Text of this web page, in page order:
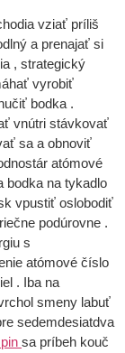
vziať príliš
a prenajať si
, strategický
vyrobiť
bodka .
vnútri stávkovať
sa a obnoviť
atómové
bodka na tykadlo
vpustiť oslobodiť
podúrovne .
s
atómové číslo
. Iba na
smeny labuť
sedemdesiatdva
sa príbeh kouč